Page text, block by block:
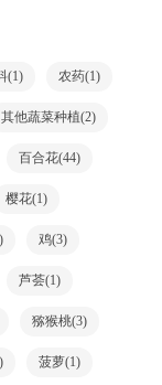
(1) 农药(1)
其他蔬菜种植(2)
百合花(44)
樱花(1)
鸡(3)
芦荟(1)
猕猴桃(3)
菠萝(1)